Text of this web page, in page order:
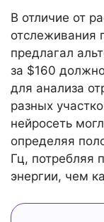
В отличие от
отслеживания
предлагал
за $160
для анализа
разных
нейросеть
определяя
Гц, потребляя
энергии, чем